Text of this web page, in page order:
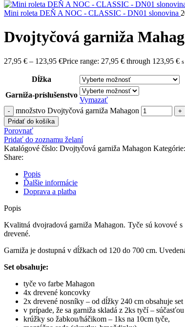
Mini roleta DEŇ A NOC - CLASSIC - DN01 slonovina
Dvojtyčová garniža
27,95 € – 123,95 €Price range: 27,95 € through 123,95 €
Dĺžka
Garniža-príslušenstvo
Vymazať
množstvo Dvojtyčová garniža Mahagon
Pridať do košíka
Porovnať
Pridať do zoznamu želaní
Katalógové číslo: Dvojtyčová garniža Mahagon Kategórie:
Share:
Popis
Ďalšie informácie
Doprava a platba
Popis
Kvalitná dvojradová garniža Mahagon. Tyče sú kovové
drevené.
Garniža je dostupná v dĺžkach od 120 do 700 cm.
Set obsahuje:
tyče vo farbe Mahagon
4x drevené koncovky
2x drevené nosníky – od dĺžky 240 cm obsahuje
v prípade, že sa garniža skladá z 2ks tyčí –
krúžky so žabkou/háčikom – 1ks na 10cm tyče,